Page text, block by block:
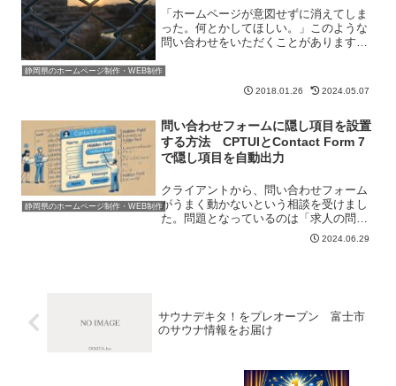
静岡県のホームページ制作・WEB制作
「ホームページが意図せずに消えてしま
った。何とかしてほしい。」このような
問い合わせをいただくことがあります。
た」というキーワードで弊社サイトの記
事が上位表示しているためのようです。
⇒ホームページが消えてし...
2018.01.26 2024.05.07
静岡県のホームページ制作・WEB制作
問い合わせフォームに隠し項目を設置
する方法 CPTUIとContact Form 7
で隠し項目を自動出力
クライアントから、問い合わせフォーム
がうまく動かないという相談を受けまし
た。問題となっているのは「求人の問い
合わせフォーム」です。「MW WP
Form」というプラグインで作成してある
2024.06.29
サウナデキタ！をプレオープン 富士市
のサウナ情報をお届け